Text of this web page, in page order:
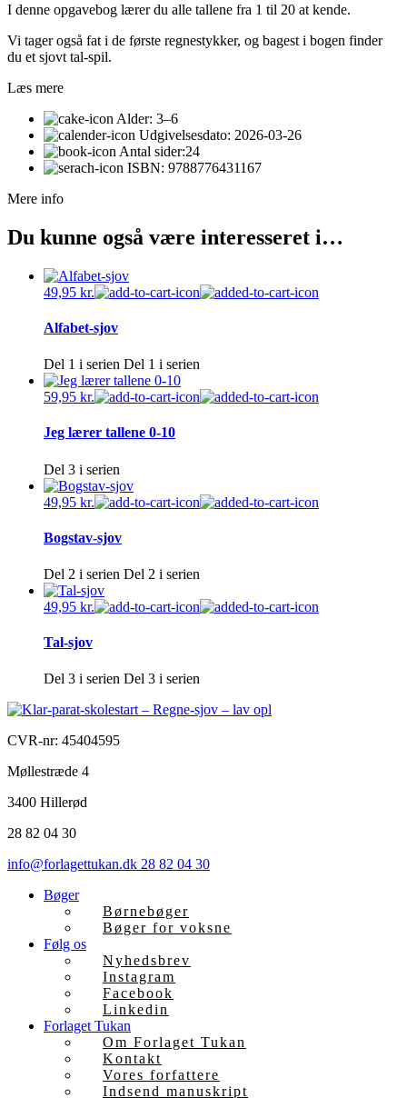
I denne opgavebog lærer du alle tallene fra 1 til 20 at kende.
Vi tager også fat i de første regnestykker, og bagest i bogen finder
du et sjovt tal-spil.
Læs mere
Alder: 3–6
Udgivelsesdato: 2026-03-26
Antal sider:24
ISBN: 9788776431167
Mere info
Du kunne også være interesseret i…
49,95 kr.
Alfabet-sjov
Del 1 i serien Del 1 i serien
59,95 kr.
Jeg lærer tallene 0-10
Del 3 i serien
49,95 kr.
Bogstav-sjov
Del 2 i serien Del 2 i serien
49,95 kr.
Tal-sjov
Del 3 i serien Del 3 i serien
CVR-nr: 45404595
Møllestræde 4
3400 Hillerød
28 82 04 30
info@forlagettukan.dk 28 82 04 30
Bøger
Børnebøger
Bøger for voksne
Følg os
Nyhedsbrev
Instagram
Facebook
Linkedin
Forlaget Tukan
Om Forlaget Tukan
Kontakt
Vores forfattere
Indsend manuskript